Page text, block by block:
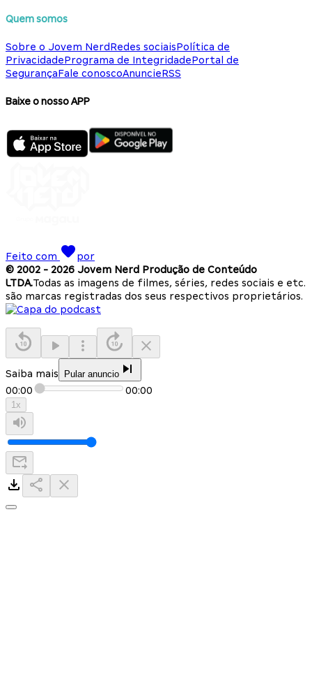
Quem somos
Sobre o Jovem NerdRedes sociaisPolítica de
PrivacidadePrograma de IntegridadePortal de
SegurançaFale conoscoAnuncieRSS
Baixe o nosso APP
Feito com
por
© 2002 - 2026 Jovem Nerd Produção de Conteúdo
LTDA.Todas as imagens de filmes, séries, redes sociais e etc.
são marcas registradas dos seus respectivos proprietários.
Saiba mais Pular anuncio
00:00 00:00
1x